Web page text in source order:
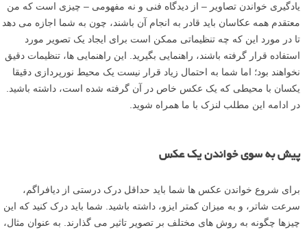
یادگیری خواندن تصاویر – از دیدگاه فنی و نه مفهومی – چیزی است که من
معتقدم همه عکاسان باید قادر به انجام آن باشند، چون به شما اجازه می دهد
تا در مورد این که چه تنظیماتی ممکن است برای ایجاد یک تصویر مورد
استفاده قرار گرفته باشند، راهنمایی بگیرید. این راهنمایی ها، تنظیمات دقیق
نخواهند بود؛ اما شما به احتمال زیاد قرار نیست یک محیط نورپردازی دقیقا
یکسان با محیطی که یک عکس خاص در آن گرفته شده است، داشته باشید.
در ادامه این مطلب لنزک با ما همراه شوید.
پیش به سوی خواندن یک عکس
برای شروع خواندن عکس ها شما باید حداقل درک درستی از دیافراگم،
سرعت شاتر، و به میزان کمتر ایزو، داشته باشید. شما باید درک کنید که این
چیزها چگونه به روش های مختلف بر تصویر تاثیر می گذارند. به عنوان مثال،